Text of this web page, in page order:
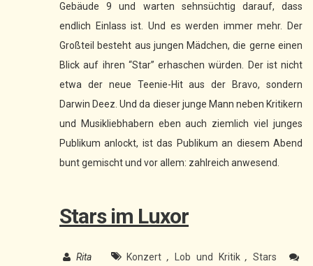
Gebäude 9 und warten sehnsüchtig darauf, dass
endlich Einlass ist. Und es werden immer mehr. Der
Großteil besteht aus jungen Mädchen, die gerne einen
Blick auf ihren “Star” erhaschen würden. Der ist nicht
etwa der neue Teenie-Hit aus der Bravo, sondern
Darwin Deez. Und da dieser junge Mann neben Kritikern
und Musikliebhabern eben auch ziemlich viel junges
Publikum anlockt, ist das Publikum an diesem Abend
bunt gemischt und vor allem: zahlreich anwesend.
Stars im Luxor
Rita Konzert, Lob und Kritik,Stars